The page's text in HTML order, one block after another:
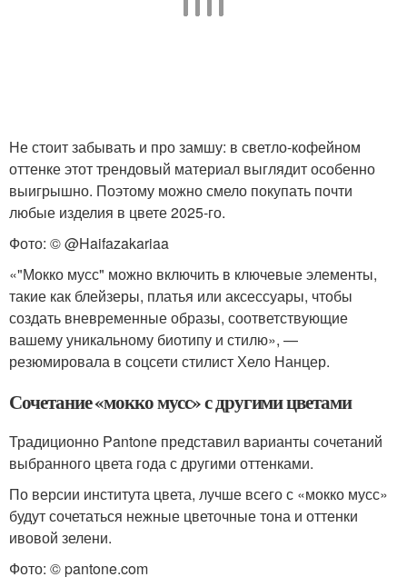
Не стоит забывать и про замшу: в светло-кофейном
оттенке этот трендовый материал выглядит особенно
выигрышно. Поэтому можно смело покупать почти
любые изделия в цвете 2025-го.
Фото: © @Haifazakariaa
«"Мокко мусс" можно включить в ключевые элементы,
такие как блейзеры, платья или аксессуары, чтобы
создать вневременные образы, соответствующие
вашему уникальному биотипу и стилю», —
резюмировала в соцсети стилист Хело Нанцер.
Сочетание «мокко мусс» с другими цветами
Традиционно Pantone представил варианты сочетаний
выбранного цвета года с другими оттенками.
По версии института цвета, лучше всего с «мокко мусс»
будут сочетаться нежные цветочные тона и оттенки
ивовой зелени.
Фото: © pantone.com